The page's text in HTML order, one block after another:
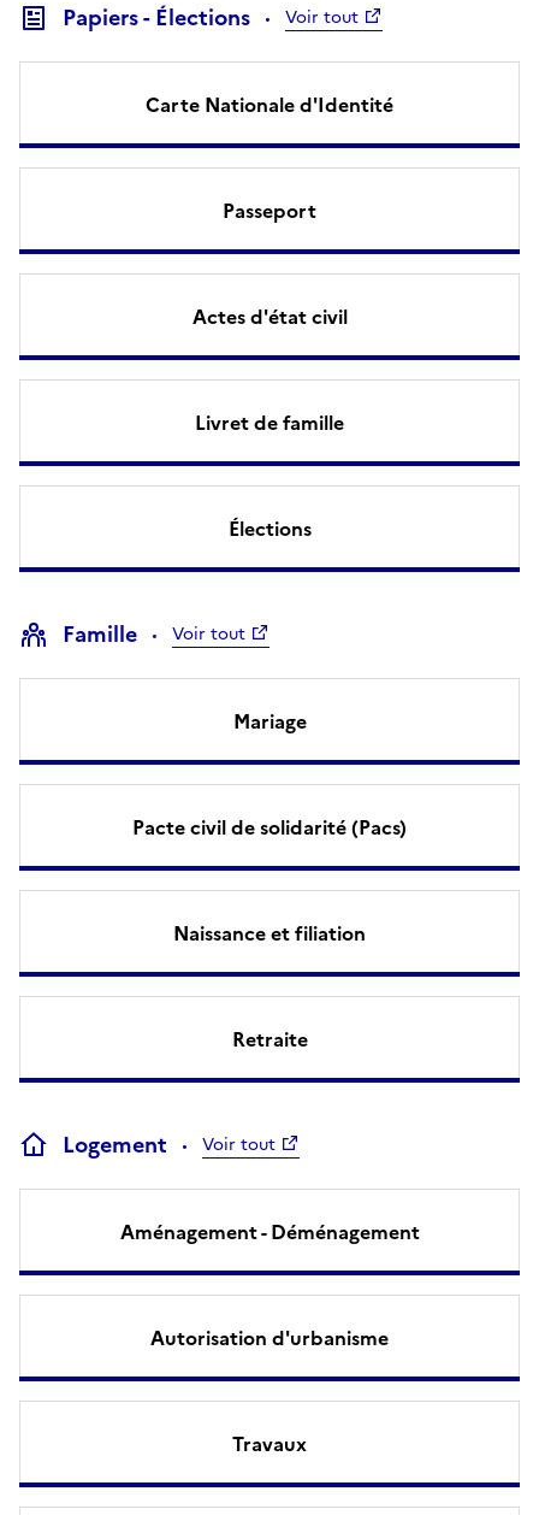
Papiers - Élections Voir tout
Carte Nationale d'Identité
Passeport
Actes d'état civil
Livret de famille
Élections
Famille Voir tout
Mariage
Pacte civil de solidarité (Pacs)
Naissance et filiation
Retraite
Logement Voir tout
Aménagement - Déménagement
Autorisation d'urbanisme
Travaux